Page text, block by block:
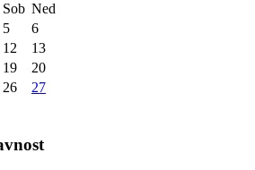
Sob Ned
5
6
12
13
19
20
26
27